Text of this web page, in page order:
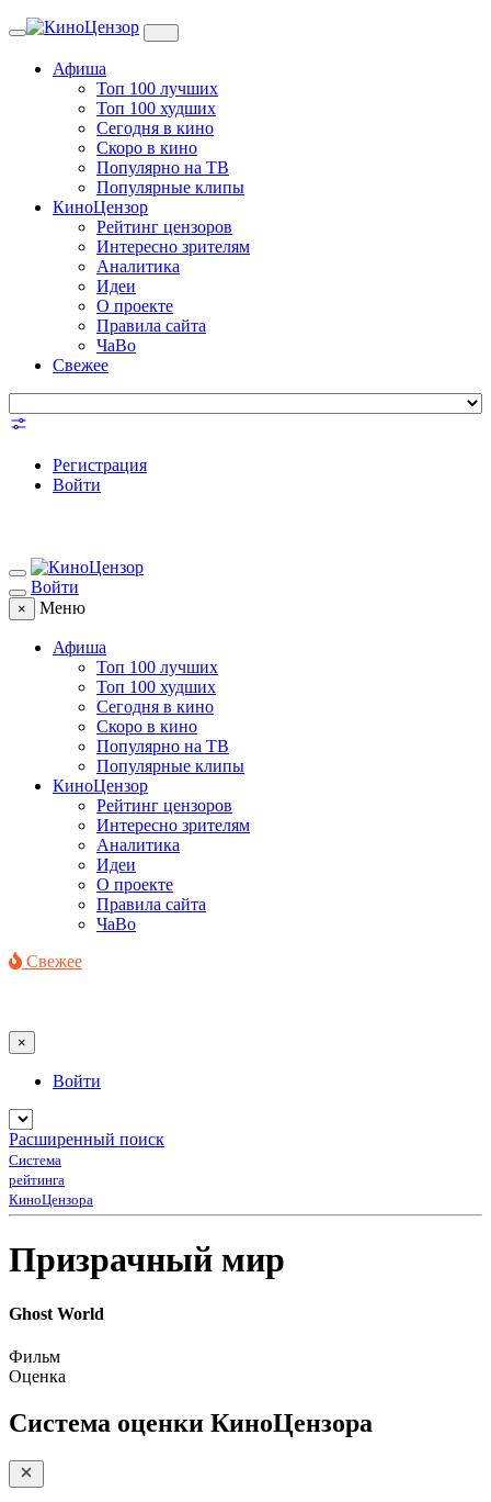
Toggle
Афиша
Топ 100 лучших
Топ 100 худших
Сегодня в кино
Скоро в кино
Популярно на ТВ
Популярные клипы
КиноЦензор
Рейтинг цензоров
Интересно зрителям
Аналитика
Идеи
О проекте
Правила сайта
ЧаВо
Свежее
Регистрация
Войти
Войти
× Меню
Афиша
Топ 100 лучших
Топ 100 худших
Сегодня в кино
Скоро в кино
Популярно на ТВ
Популярные клипы
КиноЦензор
Рейтинг цензоров
Интересно зрителям
Аналитика
Идеи
О проекте
Правила сайта
ЧаВо
Свежее
×
Войти
Расширенный поиск
Система
рейтинга
КиноЦензора
Призрачный мир
Ghost World
Фильм
Оценка
Система оценки КиноЦензора